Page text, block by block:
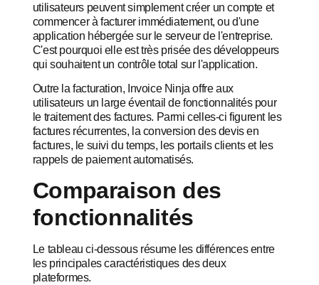
utilisateurs peuvent simplement créer un compte et
commencer à facturer immédiatement, ou d'une
application hébergée sur le serveur de l'entreprise.
C'est pourquoi elle est très prisée des développeurs
qui souhaitent un contrôle total sur l'application.
Outre la facturation, Invoice Ninja offre aux
utilisateurs un large éventail de fonctionnalités pour
le traitement des factures. Parmi celles-ci figurent les
factures récurrentes, la conversion des devis en
factures, le suivi du temps, les portails clients et les
rappels de paiement automatisés.
Comparaison des
fonctionnalités
Le tableau ci-dessous résume les différences entre
les principales caractéristiques des deux
plateformes.